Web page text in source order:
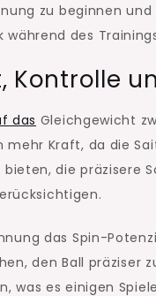
zu beginnen
des
Kontrolle
das Gleichgewicht
Kraft, da die
die präzisere
das Spin-
den Ball präziser
was es einigen